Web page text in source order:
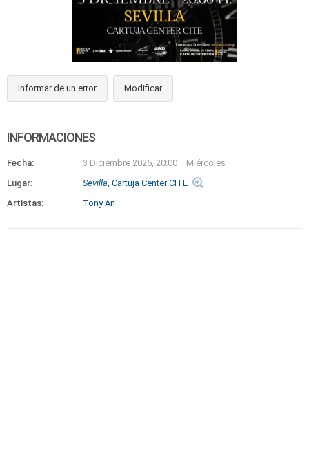
Informar de un error Modificar
INFORMACIONES
Fecha: 3 Diciembre 2025, 20:00
Miércoles
Lugar:
Sevilla, Cartuja Center CITE
Artistas:
Tony An